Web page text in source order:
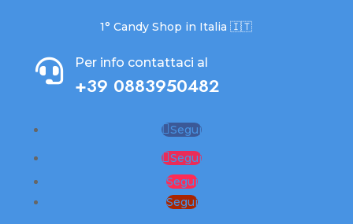
1° Candy Shop in Italia 🇮🇹
 Per info contattaci al
+39 0883950482
Segui
Segui
Segui
Segui